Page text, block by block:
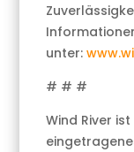
unter:
# # #
Wind River